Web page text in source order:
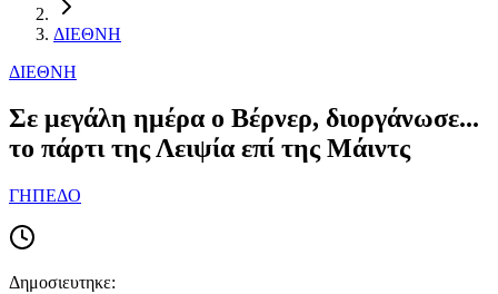
ΔΙΕΘΝΗ
ΔΙΕΘΝΗ
Σε μεγάλη ημέρα ο Βέρνερ, διοργάνωσε...
το πάρτι της Λειψία επί της Μάιντς
ΓΗΠΕΔΟ
Δημοσιευτηκε: